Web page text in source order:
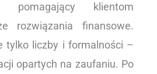
pomagający klientom
rozwiązania finansowe.
tylko liczby i formalności –
opartych na zaufaniu. Po